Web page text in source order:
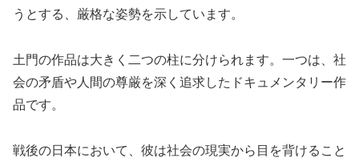
うとする、厳格な姿勢を示しています。
土門の作品は大きく二つの柱に分けられます。一つは、社
会の矛盾や人間の尊厳を深く追求したドキュメンタリー作
品です。
戦後の日本において、彼は社会の現実から目を背けること